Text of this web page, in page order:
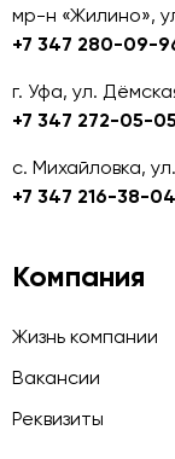
мр-н «Жилино»,
+7 347 280-09-
г. Уфа, ул.
+7 347 272-05-05
с. Михайловка,
+7 347 216-38-04
Компания
Жизнь компании
Вакансии
Реквизиты